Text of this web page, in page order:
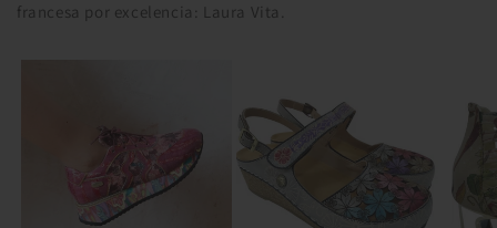
francesa por excelencia: Laura Vita.